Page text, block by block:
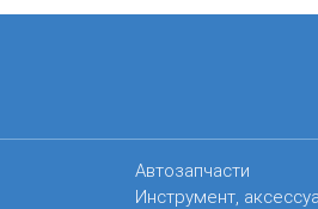
Автозапчасти
Инструмент,